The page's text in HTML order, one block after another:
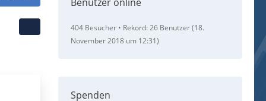
404 Besucher Rekord: 26 Benutzer (18.
November 2018 um 12:31)
Spenden